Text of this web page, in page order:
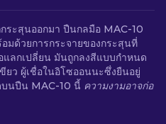
ระสุนออกมา ปืนกลมือ MAC-10
มด้วยการกระจายของกระสุนที่
ลกเปลี่ยน มันถูกลงสีแบบกำหนด
ยว ผู้เชื่อในอิโซออนนะซึ่งยืนอยู่
นปืน MAC-10 นี้ ความงามอาจก่อ